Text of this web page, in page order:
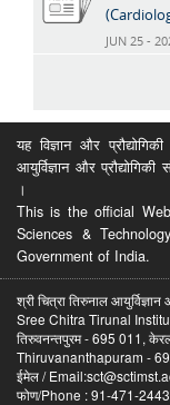
JUN 25 -
यह विज्ञान और
आयुर्विज्ञान और
।
This is the official
Sciences &
Government of India.
श्री चित्रा तिरुनाल
Sree Chitra Tirunal
तिरुवनन्तपुरम - 695 011,
Thiruvananthapuram -
ईमेल /
फोण/Phone : 91-471-